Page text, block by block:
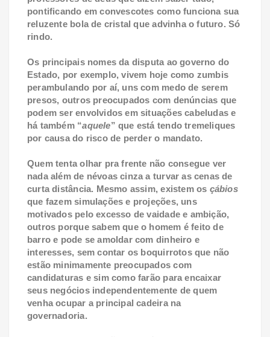
pontificando em convescotes como funciona sua
reluzente bola de cristal que advinha o futuro. Só
rindo.
Os principais nomes da disputa ao governo do
Estado, por exemplo, vivem hoje como zumbis
perambulando por aí, uns com medo de serem
presos, outros preocupados com denúncias que
podem ser envolvidos em situações cabeludas e
há também “aquele” que está tendo tremeliques
por causa do risco de perder o mandato.
Quem tenta olhar pra frente não consegue ver
nada além de névoas cinza a turvar as cenas de
curta distância. Mesmo assim, existem os çábios
que fazem simulações e projeções, uns
motivados pelo excesso de vaidade e ambição,
outros porque sabem que o homem é feito de
barro e pode se amoldar com dinheiro e
interesses, sem contar os boquirrotos que não
estão minimamente preocupados com
candidaturas e sim como farão para encaixar
seus negócios independentemente de quem
venha ocupar a principal cadeira na
governadoria.